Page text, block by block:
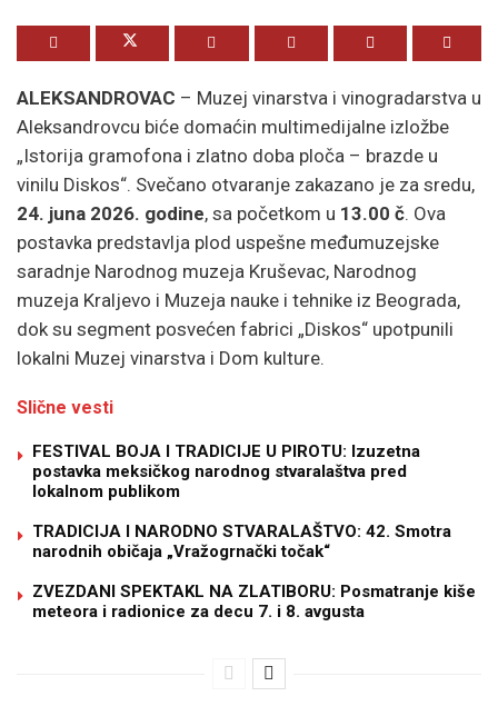
ALEKSANDROVAC – Muzej vinarstva i vinogradarstva u
Aleksandrovcu biće domaćin multimedijalne izložbe
„Istorija gramofona i zlatno doba ploča – brazde u
vinilu Diskos“. Svečano otvaranje zakazano je za sredu,
24. juna 2026. godine, sa početkom u 13.00 č. Ova
postavka predstavlja plod uspešne međumuzejske
saradnje Narodnog muzeja Kruševac, Narodnog
muzeja Kraljevo i Muzeja nauke i tehnike iz Beograda,
dok su segment posvećen fabrici „Diskos“ upotpunili
lokalni Muzej vinarstva i Dom kulture.
Slične vesti
FESTIVAL BOJA I TRADICIJE U PIROTU: Izuzetna
postavka meksičkog narodnog stvaralaštva pred
lokalnom publikom
TRADICIJA I NARODNO STVARALAŠTVO: 42. Smotra
narodnih običaja „Vražogrnački točak“
ZVEZDANI SPEKTAKL NA ZLATIBORU: Posmatranje kiše
meteora i radionice za decu 7. i 8. avgusta